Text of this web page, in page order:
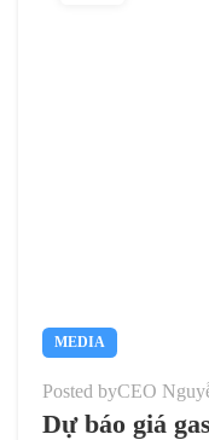
MEDIA
Posted byCEO
Dự báo giá